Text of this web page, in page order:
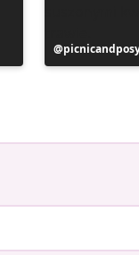
Post
opublikowany